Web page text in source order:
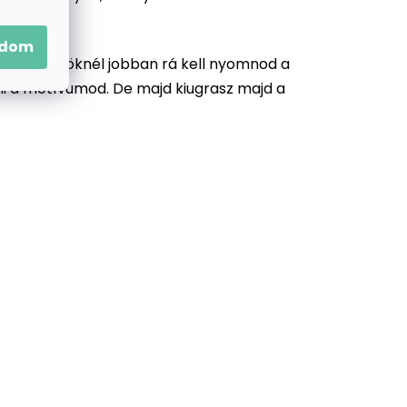
köröknél jobban rá kell nyomnod a
motívumod. De majd kiugrasz majd a